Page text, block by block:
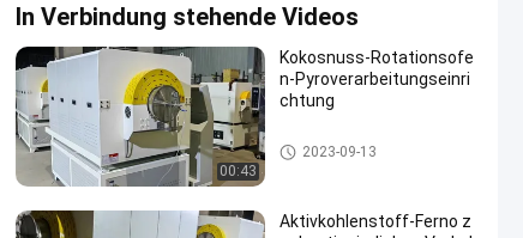
In Verbindung stehende Videos
00:43
Kokosnuss-Rotationsofe
n-Pyroverarbeitungseinri
chtung
Drehrohrofen
2023-09-13
Aktivkohlenstoff-Ferno z